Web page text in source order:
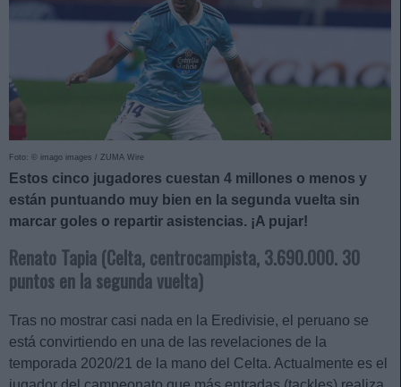
Foto: © imago images / ZUMA Wire
Estos cinco jugadores cuestan 4 millones o menos y
están puntuando muy bien en la segunda vuelta sin
marcar goles o repartir asistencias. ¡A pujar!
Renato Tapia (Celta, centrocampista, 3.690.000. 30
puntos en la segunda vuelta)
Tras no mostrar casi nada en la Eredivisie, el peruano se
está convirtiendo en una de las revelaciones de la
temporada 2020/21 de la mano del Celta. Actualmente es el